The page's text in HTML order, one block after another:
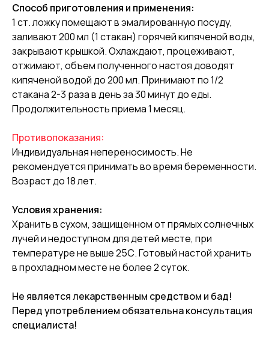
Способ приготовления и применения:
1 ст. ложку помещают в эмалированную посуду,
заливают 200 мл (1 стакан) горячей кипяченой воды,
закрывают крышкой. Охлаждают, процеживают,
отжимают, объем полученного настоя доводят
кипяченой водой до 200 мл. Принимают по 1/2
стакана 2-3 раза в день за 30 минут до еды.
Продолжительность приема 1 месяц.
Противопоказания:
Индивидуальная непереносимость. Не
рекомендуется принимать во время беременности.
Возраст до 18 лет.
Условия хранения:
Хранить в сухом, защищенном от прямых солнечных
лучей и недоступном для детей месте, при
температуре не выше 25С. Готовый настой хранить
в прохладном месте не более 2 суток.
Не является лекарственным средством и бад!
Перед употреблением обязательна консультация
специалиста!